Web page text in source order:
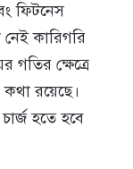
ফিটনেস
কারিগরি
গতির ক্ষেত্রে
রয়েছে।
হতে হবে